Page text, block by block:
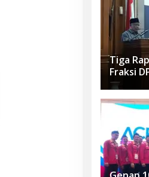
Tiga
Fraksi